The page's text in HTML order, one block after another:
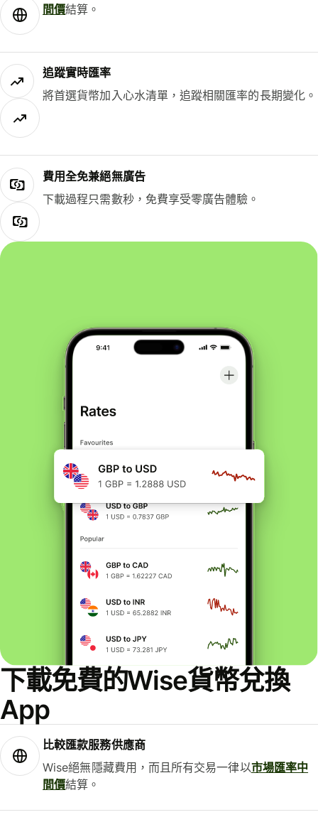
間價結算。
追蹤實時匯率
將首選貨幣加入心水清單，追蹤相關匯率的長期變化。
費用全免兼絕無廣告
下載過程只需數秒，免費享受零廣告體驗。
下載免費的Wise貨幣兌換
App
比較匯款服務供應商
Wise絕無隱藏費用，而且所有交易一律以市場匯率中
間價結算。